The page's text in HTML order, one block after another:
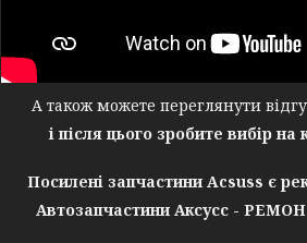
А також можете переглянути
і після цього зробите вибір на
Посилені запчастини Acsuss є
Автозапчастини Аксусс -